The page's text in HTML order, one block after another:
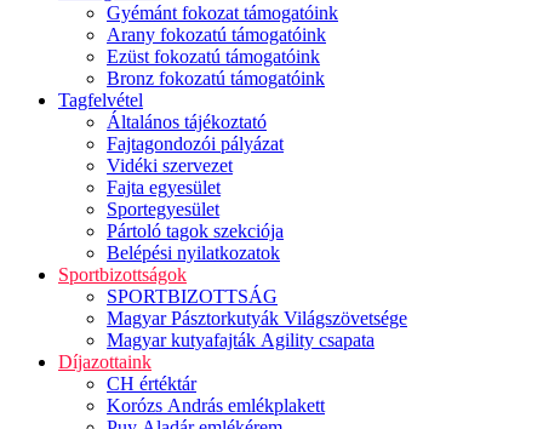
Gyémánt fokozat támogatóink
Arany fokozatú támogatóink
Ezüst fokozatú támogatóink
Bronz fokozatú támogatóink
Tagfelvétel
Általános tájékoztató
Fajtagondozói pályázat
Vidéki szervezet
Fajta egyesület
Sportegyesület
Pártoló tagok szekciója
Belépési nyilatkozatok
Sportbizottságok
SPORTBIZOTTSÁG
Magyar Pásztorkutyák Világszövetsége
Magyar kutyafajták Agility csapata
Díjazottaink
CH értéktár
Korózs András emlékplakett